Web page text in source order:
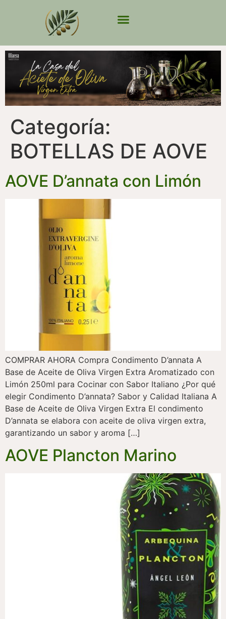
Categoría:
BOTELLAS DE AOVE
AOVE D’annata con Limón
COMPRAR AHORA Compra Condimento D’annata A
Base de Aceite de Oliva Virgen Extra Aromatizado con
Limón 250ml para Cocinar con Sabor Italiano ¿Por qué
elegir Condimento D’annata? Sabor y Calidad Italiana A
Base de Aceite de Oliva Virgen Extra El condimento
D’annata se elabora con aceite de oliva virgen extra,
garantizando un sabor y aroma […]
AOVE Plancton Marino